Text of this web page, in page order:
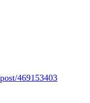
469153403